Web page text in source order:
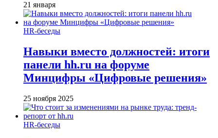
21 января
HR-беседы
Навыки вместо должностей: итоги
панели hh.ru на форуме
Минцифры «Цифровые решения»
25 ноября 2025
HR-беседы